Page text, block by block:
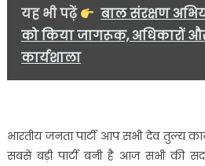
यह भी पढ़ें
बाल संरक्षण
को किया जागरूक, अधिकारों
कार्यशाला
भारतीय जनता पार्टी आप सभी देव तुल्य
सबसे बड़ी पार्टी बनी है आज सभी की